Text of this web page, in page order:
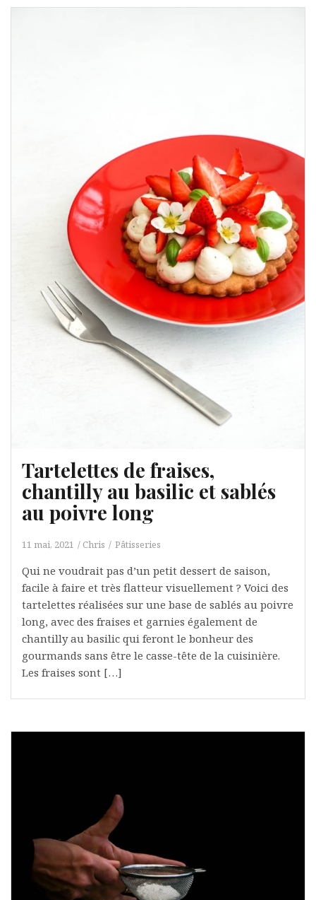
Tartelettes de fraises,
chantilly au basilic et sablés
au poivre long
11 mai, 2021 Chris Pâtisseries
Qui ne voudrait pas d’un petit dessert de saison,
facile à faire et très flatteur visuellement ? Voici des
tartelettes réalisées sur une base de sablés au poivre
long, avec des fraises et garnies également de
chantilly au basilic qui feront le bonheur des
gourmands sans être le casse-tête de la cuisinière.
Les fraises sont […]